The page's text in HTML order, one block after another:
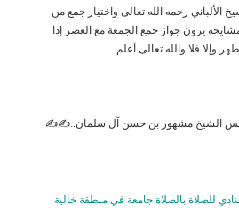
الألباني رحمه الله تعالى واختيار جمع من
يرون جواز جمع الجمعة مع العصر إذا
وإلا فلا والله تعالى أعلم.
الشيخ مشهور بن حسن آل سلمان..✍✍
للصلاة بالصلاة جامعة في منطقة خالية